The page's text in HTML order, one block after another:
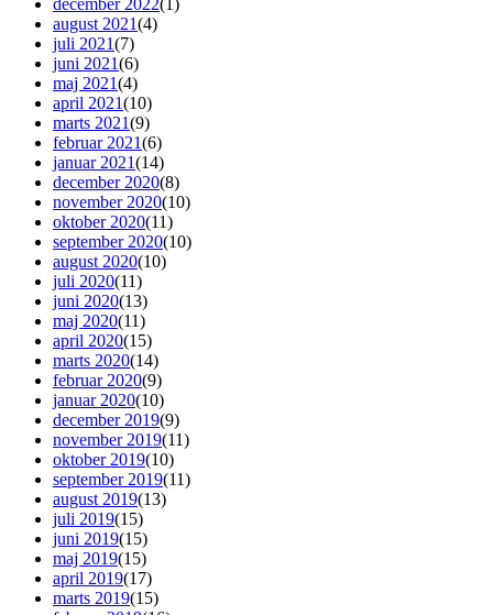
august 2021(4)
juli 2021(7)
juni 2021(6)
maj 2021(4)
april 2021(10)
marts 2021(9)
februar 2021(6)
januar 2021(14)
december 2020(8)
november 2020(10)
oktober 2020(11)
september 2020(10)
august 2020(10)
juli 2020(11)
juni 2020(13)
maj 2020(11)
april 2020(15)
marts 2020(14)
februar 2020(9)
januar 2020(10)
december 2019(9)
november 2019(11)
oktober 2019(10)
september 2019(11)
august 2019(13)
juli 2019(15)
juni 2019(15)
maj 2019(15)
april 2019(17)
marts 2019(15)